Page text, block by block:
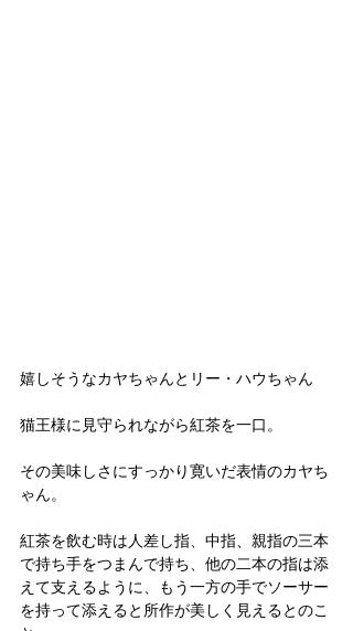
嬉しそうなカヤちゃんとリー・ハウちゃん
猫王様に見守られながら紅茶を一口。
その美味しさにすっかり寛いだ表情のカヤち
ゃん。
紅茶を飲む時は人差し指、中指、親指の三本
で持ち手をつまんで持ち、他の二本の指は添
えて支えるように、もう一方の手でソーサー
を持って添えると所作が美しく見えるとのこ